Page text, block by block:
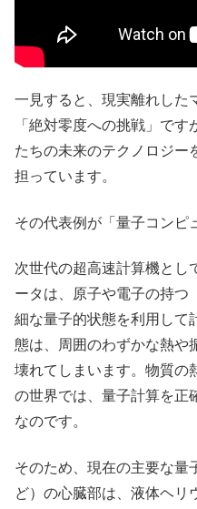
一見すると、現実離れした
「絶対零度への挑戦」で
たちの未来のテクノロジー
担っています。
その代表例が「量子コンピ
次世代の超高速計算機とし
ータは、原子や電子の持つ
細な量子的状態を利用して
態は、周囲のわずかな熱や
壊れてしまいます。物質の
の世界では、量子計算を正
なのです。
そのため、現在の主要な量
ど）の心臓部は、液体ヘリ